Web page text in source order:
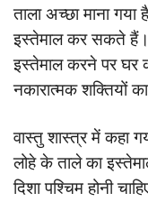
ताला अच्छा माना
इस्तेमाल कर सकते हैं।
इस्तेमाल करने पर घर
नकारात्मक शक्तियों
वास्तु शास्त्र में कहा
लोहे के ताले का
दिशा पश्चिम होनी